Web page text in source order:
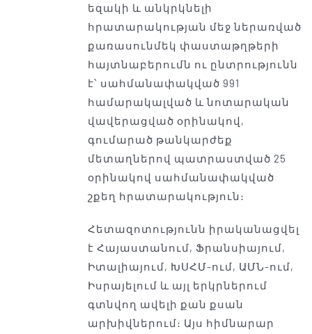
եզակի և անկրկնելի
հրատարակության մեջ ներառված
քառասունմեկ փաստաթղթերի
հայտնաբերումն ու ընտրությունն
է՝ սահմանափակված 991
համարակալված և նոտարական
վավերացված օրինակով,
գումարած թանկարժեք
մետաղներով պատրաստված 25
օրինակով սահմանափակված
շքեղ հրատարակություն։
Հետազոտությունն իրականացվել
է Հայաստանում, Ֆրանսիայում,
Իտալիայում, ԽՍՀՄ-ում, ԱՄՆ-ում,
Իսրայելում և այլ երկրներում
գտնվող ավելի քան քսան
արխիվներում։ Այս հիմնարար